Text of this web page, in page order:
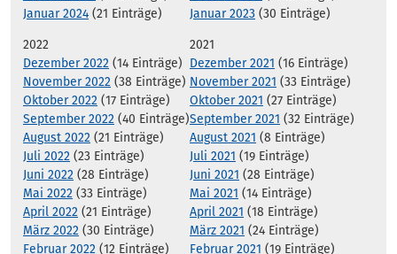
Januar 2024 (21 Einträge)
Januar 2023 (30 Einträge)
2022
Dezember 2022 (14 Einträge)
November 2022 (38 Einträge)
Oktober 2022 (17 Einträge)
September 2022 (40 Einträge)
August 2022 (21 Einträge)
Juli 2022 (23 Einträge)
Juni 2022 (28 Einträge)
Mai 2022 (33 Einträge)
April 2022 (21 Einträge)
März 2022 (30 Einträge)
Februar 2022 (12 Einträge)
2021
Dezember 2021 (16 Einträge)
November 2021 (33 Einträge)
Oktober 2021 (27 Einträge)
September 2021 (32 Einträge)
August 2021 (8 Einträge)
Juli 2021 (19 Einträge)
Juni 2021 (28 Einträge)
Mai 2021 (14 Einträge)
April 2021 (18 Einträge)
März 2021 (24 Einträge)
Februar 2021 (19 Einträge)